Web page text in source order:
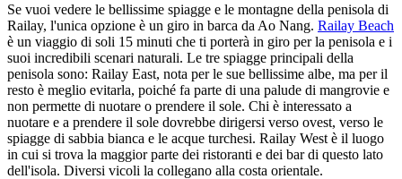
Se vuoi vedere le bellissime spiagge e le montagne della penisola di
Railay, l'unica opzione è un giro in barca da Ao Nang. Railay Beach
è un viaggio di soli 15 minuti che ti porterà in giro per la penisola e i
suoi incredibili scenari naturali. Le tre spiagge principali della
penisola sono: Railay East, nota per le sue bellissime albe, ma per il
resto è meglio evitarla, poiché fa parte di una palude di mangrovie e
non permette di nuotare o prendere il sole. Chi è interessato a
nuotare e a prendere il sole dovrebbe dirigersi verso ovest, verso le
spiagge di sabbia bianca e le acque turchesi. Railay West è il luogo
in cui si trova la maggior parte dei ristoranti e dei bar di questo lato
dell'isola. Diversi vicoli la collegano alla costa orientale.